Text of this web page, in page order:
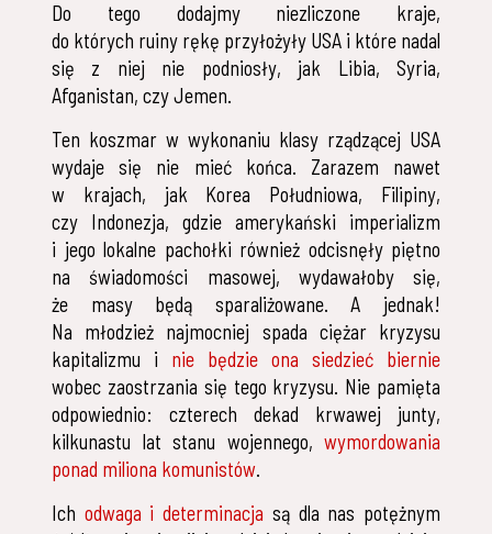
Do tego dodajmy niezliczone kraje,
do których ruiny rękę przyłożyły USA i które nadal
się z niej nie podniosły, jak Libia, Syria,
Afganistan, czy Jemen.
Ten koszmar w wykonaniu klasy rządzącej USA
wydaje się nie mieć końca. Zarazem nawet
w krajach, jak Korea Południowa, Filipiny,
czy Indonezja, gdzie amerykański imperializm
i jego lokalne pachołki również odcisnęły piętno
na świadomości masowej, wydawałoby się,
że masy będą sparaliżowane. A jednak!
Na młodzież najmocniej spada ciężar kryzysu
kapitalizmu i nie będzie ona siedzieć biernie
wobec zaostrzania się tego kryzysu. Nie pamięta
odpowiednio: czterech dekad krwawej junty,
kilkunastu lat stanu wojennego, wymordowania
ponad miliona komunistów.
Ich odwaga i determinacja są dla nas potężnym